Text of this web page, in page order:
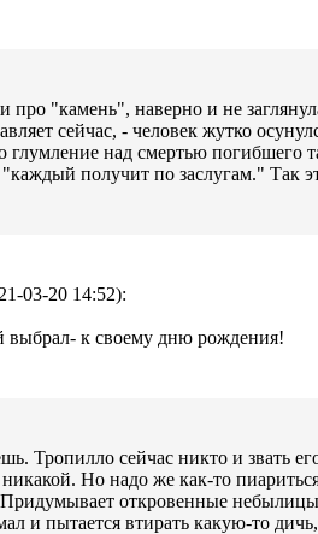
про "камень", наверно и не
сейчас, - человек жутко
глумление над смертью погибшего
получит по заслугам." Так
03-20 14:52):
к своему дню рождения!
Тропилло сейчас никто и звать
Но надо же как-то
откровенные
и пытается втирать какую-то